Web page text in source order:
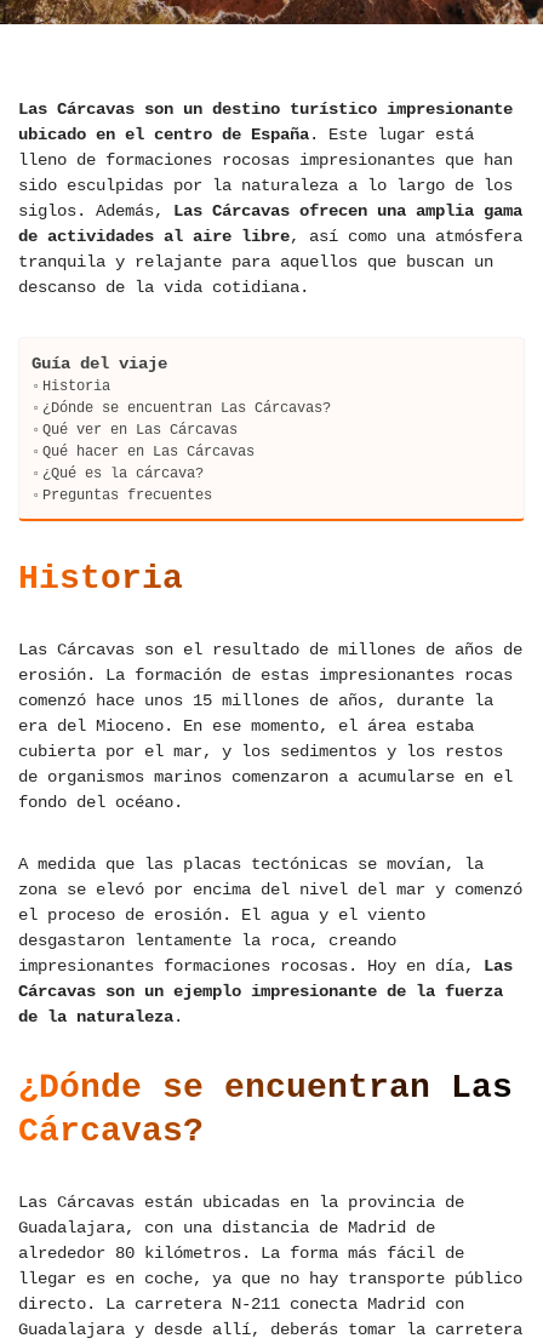
Las Cárcavas son un destino turístico impresionante
ubicado en el centro de España. Este lugar está
lleno de formaciones rocosas impresionantes que han
sido esculpidas por la naturaleza a lo largo de los
siglos. Además, Las Cárcavas ofrecen una amplia gama
de actividades al aire libre, así como una atmósfera
tranquila y relajante para aquellos que buscan un
descanso de la vida cotidiana.
Guía del viaje
Historia
¿Dónde se encuentran Las Cárcavas?
Qué ver en Las Cárcavas
Qué hacer en Las Cárcavas
¿Qué es la cárcava?
Preguntas frecuentes
Historia
Las Cárcavas son el resultado de millones de años de
erosión. La formación de estas impresionantes rocas
comenzó hace unos 15 millones de años, durante la
era del Mioceno. En ese momento, el área estaba
cubierta por el mar, y los sedimentos y los restos
de organismos marinos comenzaron a acumularse en el
fondo del océano.
A medida que las placas tectónicas se movían, la
zona se elevó por encima del nivel del mar y comenzó
el proceso de erosión. El agua y el viento
desgastaron lentamente la roca, creando
impresionantes formaciones rocosas. Hoy en día, Las
Cárcavas son un ejemplo impresionante de la fuerza
de la naturaleza.
¿Dónde se encuentran Las
Cárcavas?
Las Cárcavas están ubicadas en la provincia de
Guadalajara, con una distancia de Madrid de
alrededor 80 kilómetros. La forma más fácil de
llegar es en coche, ya que no hay transporte público
directo. La carretera N-211 conecta Madrid con
Guadalajara y desde allí, deberás tomar la carretera